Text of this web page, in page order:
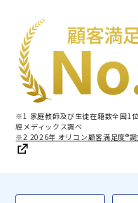
※1 家庭教師及び生徒在籍数全国1
經メディックス調べ
※2 2026年 オリコン顧客満足度®